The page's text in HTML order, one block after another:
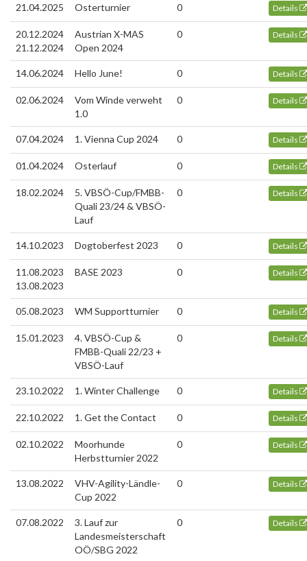
21.04.2025 Osterturnier 0 Details
20.12.2024
21.12.2024
Austrian X-MAS
Open 2024
0 Details
14.06.2024 Hello June! 0 Details
02.06.2024
Vom Winde verweht
1.0
0 Details
07.04.2024 1. Vienna Cup 2024 0 Details
01.04.2024 Osterlauf 0 Details
18.02.2024
5. VBSÖ-Cup/FMBB-
Quali 23/24 & VBSÖ-
Lauf
0 Details
14.10.2023 Dogtoberfest 2023 0 Details
11.08.2023
13.08.2023
BASE 2023 0 Details
05.08.2023 WM Supportturnier 0 Details
15.01.2023
4. VBSÖ-Cup &
FMBB-Quali 22/23 +
VBSÖ-Lauf
0 Details
23.10.2022 1. Winter Challenge 0 Details
22.10.2022 1. Get the Contact 0 Details
02.10.2022
Moorhunde
Herbstturnier 2022
0 Details
13.08.2022
VHV-Agility-Ländle-
Cup 2022
0 Details
07.08.2022
3. Lauf zur
Landesmeisterschaft
OÖ/SBG 2022
0 Details